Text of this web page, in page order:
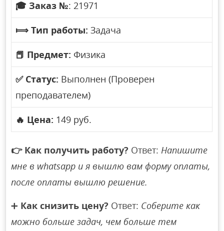
🎓 Заказ №: 21971
⟾ Тип работы: Задача
📕 Предмет: Физика
✅ Статус: Выполнен (Проверен
преподавателем)
🔥 Цена: 149 руб.
👉 Как получить работу? Ответ:Напишите
мне в whatsapp и я вышлю вам форму оплаты,
после оплаты вышлю решение.
➕ Как снизить цену? Ответ: Соберите как
можно больше задач, чем больше тем